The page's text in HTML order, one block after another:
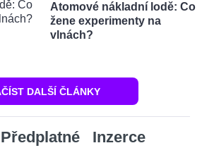
Atomové nákladní lodě: Co
žene experimenty na
vlnách?
DALŠÍ ČLÁNKY
Předplatné Inzerce